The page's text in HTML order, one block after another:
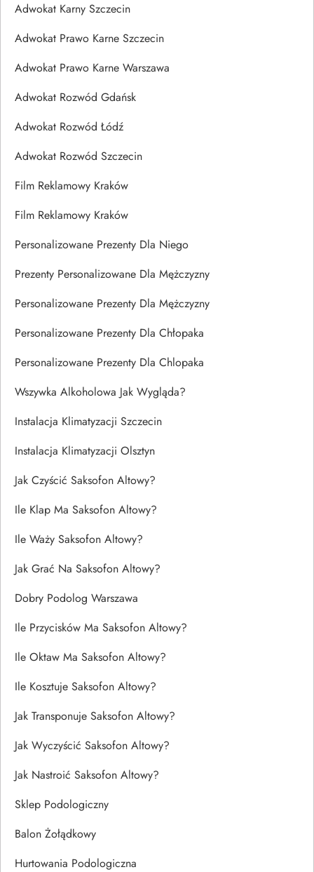
Adwokat Karny Szczecin
Adwokat Prawo Karne Szczecin
Adwokat Prawo Karne Warszawa
Adwokat Rozwód Gdańsk
Adwokat Rozwód Łódź
Adwokat Rozwód Szczecin
Film Reklamowy Kraków
Film Reklamowy Kraków
Personalizowane Prezenty Dla Niego
Prezenty Personalizowane Dla Mężczyzny
Personalizowane Prezenty Dla Mężczyzny
Personalizowane Prezenty Dla Chłopaka
Personalizowane Prezenty Dla Chlopaka
Wszywka Alkoholowa Jak Wygląda?
Instalacja Klimatyzacji Szczecin
Instalacja Klimatyzacji Olsztyn
Jak Czyścić Saksofon Altowy?
Ile Klap Ma Saksofon Altowy?
Ile Waży Saksofon Altowy?
Jak Grać Na Saksofon Altowy?
Dobry Podolog Warszawa
Ile Przycisków Ma Saksofon Altowy?
Ile Oktaw Ma Saksofon Altowy?
Ile Kosztuje Saksofon Altowy?
Jak Transponuje Saksofon Altowy?
Jak Wyczyścić Saksofon Altowy?
Jak Nastroić Saksofon Altowy?
Sklep Podologiczny
Balon Żołądkowy
Hurtowania Podologiczna